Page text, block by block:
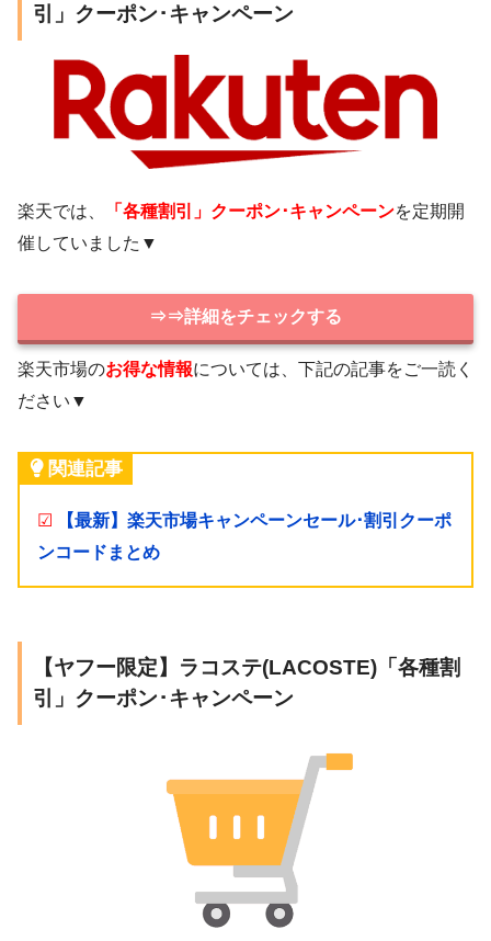
引」クーポン･キャンペーン
楽天では、 「各種割引」クーポン･キャンペーンを定期開
催していました▼
⇒⇒詳細をチェックする
楽天市場のお得な情報については、下記の記事をご一読く
ださい▼
関連記事
☑
【最新】楽天市場キャンペーンセール･割引クーポ
ンコードまとめ
【ヤフー限定】ラコステ(LACOSTE)「各種割
引」クーポン･キャンペーン